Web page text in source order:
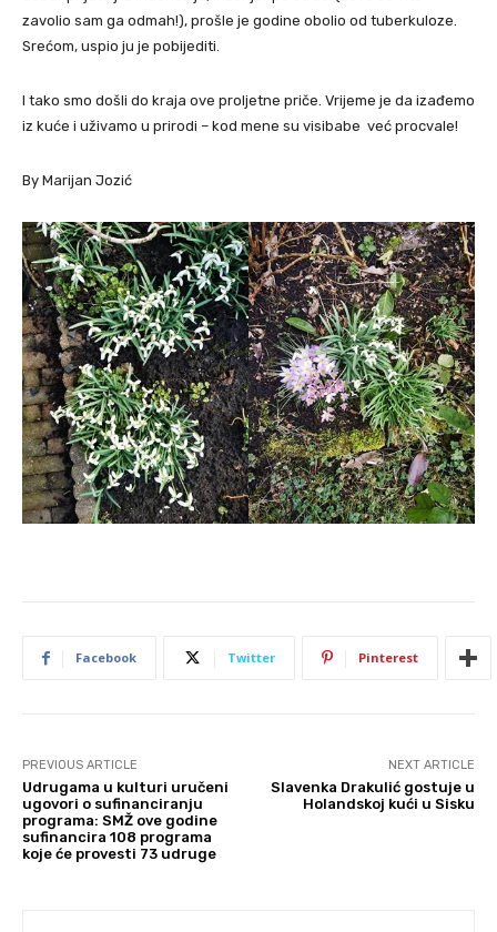
zavolio sam ga odmah!), prošle je godine obolio od tuberkuloze.
Srećom, uspio ju je pobijediti.
I tako smo došli do kraja ove proljetne priče. Vrijeme je da izađemo
iz kuće i uživamo u prirodi – kod mene su visibabe već procvale!
By Marijan Jozić
Facebook Twitter Pinterest
PREVIOUS ARTICLE
Udrugama u kulturi uručeni
ugovori o sufinanciranju
programa: SMŽ ove godine
sufinancira 108 programa
koje će provesti 73 udruge
NEXT ARTICLE
Slavenka Drakulić gostuje u
Holandskoj kući u Sisku